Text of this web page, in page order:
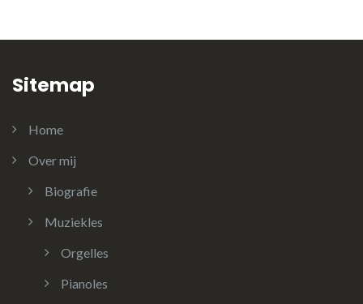
Sitemap
Home
Over mij
Biografie
Muziekles
Orgelles
Pianoles